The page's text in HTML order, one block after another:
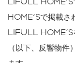
HOME'Sで掲載さ
LIFULL HOME'S
（以下、反響物